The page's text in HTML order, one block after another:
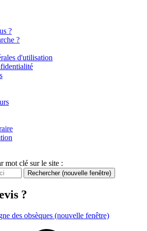
?
?
d'utilisation
mot clé sur le site :
Rechercher (nouvelle fenêtre)
?
des obsèques (nouvelle fenêtre)